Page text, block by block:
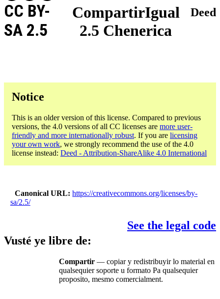
CompartirIgual
2.5 Chenerica
CC BY-
SA 2.5
Deed
Notice
This is an older version of this license. Compared to previous
versions, the 4.0 versions of all CC licenses are more user-
friendly and more internationally robust. If you are licensing
your own work, we strongly recommend the use of the 4.0
license instead: Deed - Attribution-ShareAlike 4.0 International
Canonical URL
https://creativecommons.org/licenses/by-
sa/2.5/
See the legal code
Vusté ye libre de:
Compartir — copiar y redistribuyir lo material en
qualsequier soporte u formato Pa qualsequier
proposito, mesmo comercialment.